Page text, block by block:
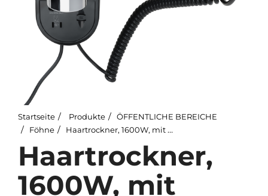
Startseite Produkte
ÖFFENTLICHE BEREICHE
Föhne
Haartrockner, 1600W, mit Halter, Spiralkabel, schwarz
Haartrockner,
1600W, mit